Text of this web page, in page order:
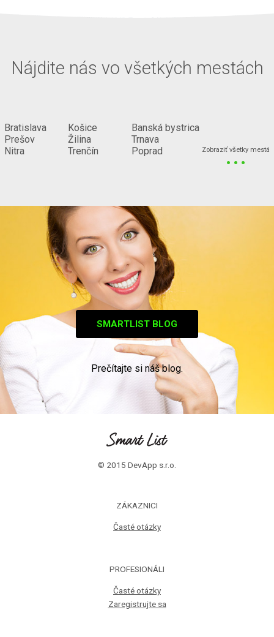
Nájdite nás vo všetkých mestách
Bratislava
Prešov
Nitra
Košice
Žilina
Trenčín
Banská bystrica
Trnava
Poprad
Zobraziť všetky mestá
...
SMARTLIST BLOG
Prečítajte si náš blog.
© 2015 DevApp s.r.o.
ZÁKAZNICI
Časté otázky
PROFESIONÁLI
Časté otázky
Zaregistrujte sa